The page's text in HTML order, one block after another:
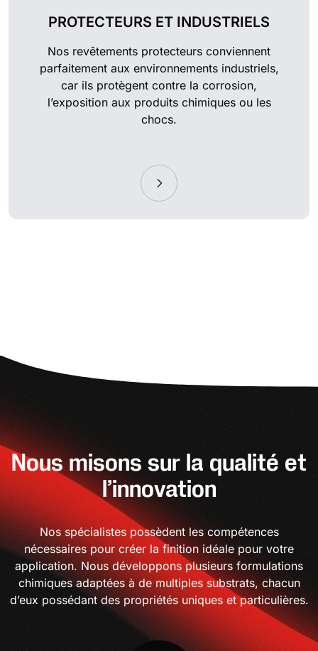
PROTECTEURS ET INDUSTRIELS
Nos revêtements protecteurs conviennent
parfaitement aux environnements industriels,
car ils protègent contre la corrosion,
l’exposition aux produits chimiques ou les
chocs.
Nous misons sur la qualité et
l’innovation
Nos spécialistes possèdent les compétences
nécessaires pour créer la finition idéale pour votre
application. Nous développons plusieurs formulations
chimiques adaptées à de multiples substrats, chacun
d’eux possédant des propriétés uniques et particulières.